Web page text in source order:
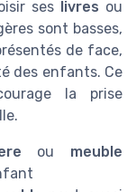
ses livres ou
sont basses,
de face,
des enfants. Ce
la prise
ou meuble